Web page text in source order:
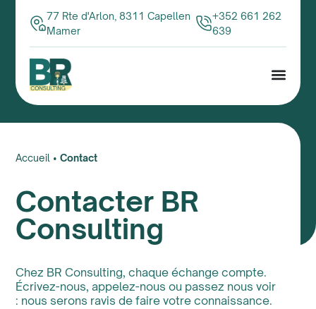
77 Rte d'Arlon, 8311 Capellen
Mamer
+352 661 262
639
Accueil •Contact
Contacter BR
Consulting
Chez BR Consulting, chaque échange compte.
Écrivez-nous, appelez-nous ou passez nous voir
: nous serons ravis de faire votre connaissance.